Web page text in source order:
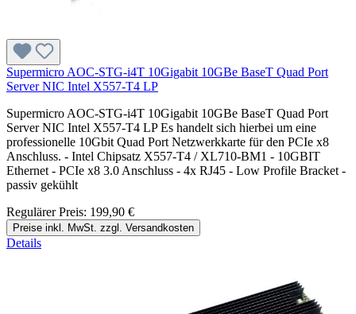
Supermicro AOC-STG-i4T 10Gigabit 10GBe BaseT Quad Port
Server NIC Intel X557-T4 LP
Supermicro AOC-STG-i4T 10Gigabit 10GBe BaseT Quad Port
Server NIC Intel X557-T4 LP Es handelt sich hierbei um eine
professionelle 10Gbit Quad Port Netzwerkkarte für den PCIe x8
Anschluss. - Intel Chipsatz X557-T4 / XL710-BM1 - 10GBIT
Ethernet - PCIe x8 3.0 Anschluss - 4x RJ45 - Low Profile Bracket -
passiv gekühlt
Regulärer Preis: 199,90 €
Preise inkl. MwSt. zzgl. Versandkosten
Details